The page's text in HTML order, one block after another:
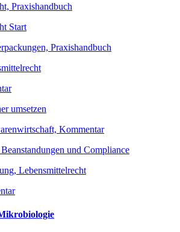
Praxishandbuch
Start
Praxishandbuch
umsetzen
Kommentar
und Compliance
Lebensmittelrecht